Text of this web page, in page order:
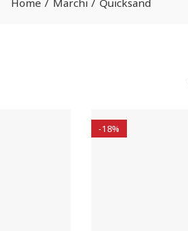
Home Marchi Quicksand
-18%